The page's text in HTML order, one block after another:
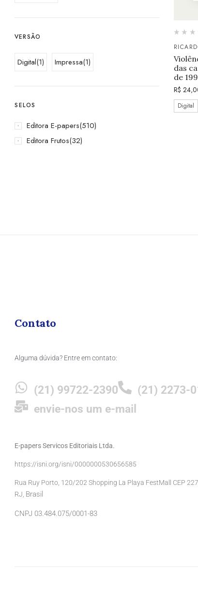
VERSÃO
Digital(1) Impressa(1)
SELOS
Editora E-papers(510)
Editora Frutos(32)
das
de
R$
Digital
Contato
Alguma dúvida? Entre em contato:
(21) 99722-2390
(21) 2273-
envie-nos um e-mail
E-papers Servicos Editoriais Ltda.
https://isni.org/isni/0000000530656585
Rua Ruy Porto, 120/202 Shopping La Playa FestMall CEP
RJ, Brasil
CNPJ 03.484.075/0001-83